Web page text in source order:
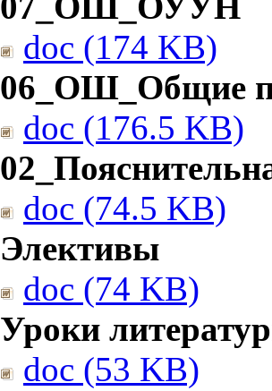
doc (174 KB)
06_ОШ_Общие
doc (176.5 KB)
doc (74.5 KB)
Элективы
doc (74 KB)
Уроки
doc (53 KB)